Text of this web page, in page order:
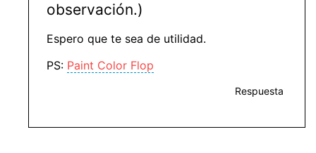
observación.)
Espero que te sea de utilidad.
PS: Paint Color Flop
Respuesta